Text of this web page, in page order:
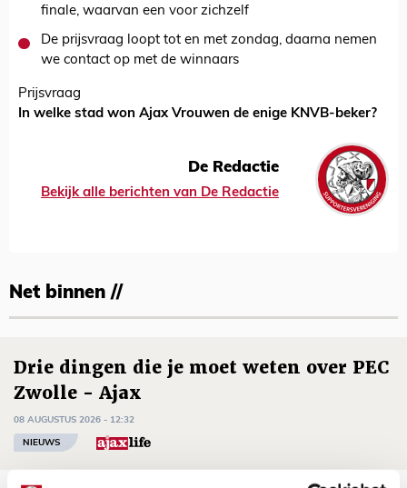
finale, waarvan een voor zichzelf
De prijsvraag loopt tot en met zondag, daarna nemen
we contact op met de winnaars
Prijsvraag
In welke stad won Ajax Vrouwen de enige KNVB-beker?
De Redactie
Bekijk alle berichten van De Redactie
Net binnen //
Drie dingen die je moet weten over PEC
Zwolle - Ajax
08 AUGUSTUS 2026 - 12:32
NIEUWS